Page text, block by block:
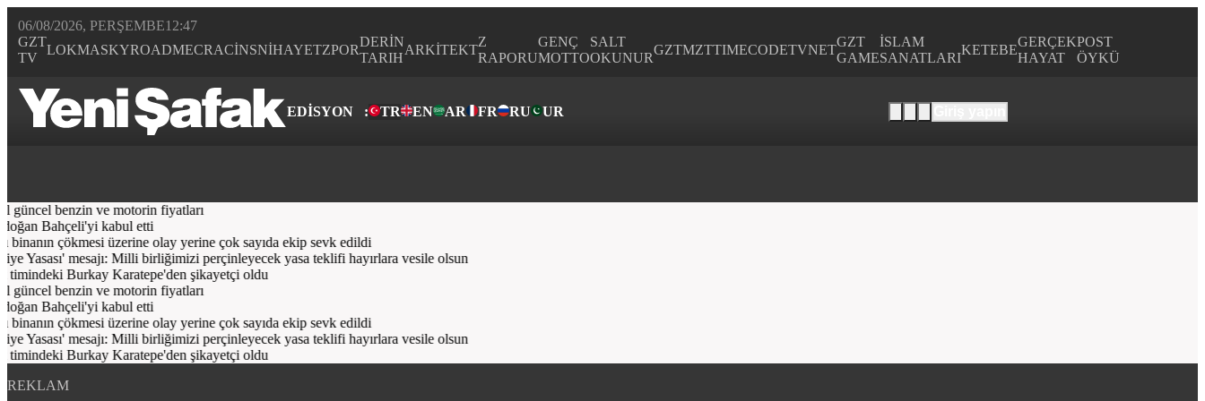
06/08/2026, PERŞEMBE12:47
GZT
TV
LOKMASKYROADMECRACİNSNİHAYETZPOR
DERİN
TARIH
ARKİTEKT
Z
RAPORU
GENÇ
MOTTO
SALT
OKUNUR
GZTMZTTIMECODETVNET
GZT
GAME
İSLAM
SANATLARI
KETEBE
GERÇEK
HAYAT
POST
ÖYKÜ
EDİSYON : TR EN AR FR RU UR
benzin ve motorin fiyatları
Bahçeli'yi kabul etti
çökmesi üzerine olay yerine çok sayıda ekip sevk edildi
Yasası' mesajı: Milli birliğimizi perçinleyecek yasa teklifi hayırlara vesile olsun
Burkay Karatepe'den şikayetçi oldu
benzin ve motorin fiyatları
Bahçeli'yi kabul etti
çökmesi üzerine olay yerine çok sayıda ekip sevk edildi
Yasası' mesajı: Milli birliğimizi perçinleyecek yasa teklifi hayırlara vesile olsun
Burkay Karatepe'den şikayetçi oldu
REKLAM